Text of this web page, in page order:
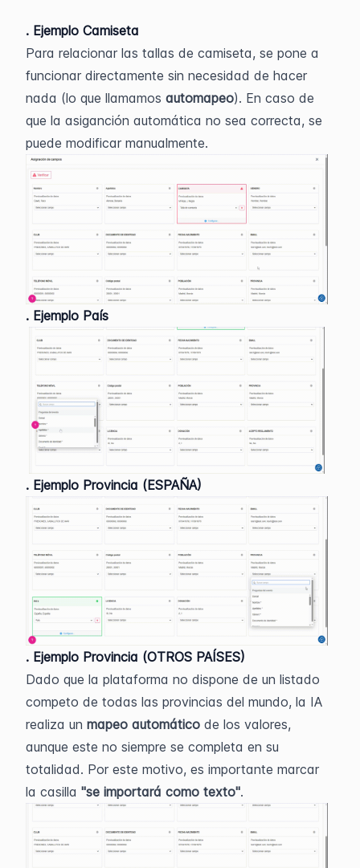
. Ejemplo Camiseta
Para relacionar las tallas de camiseta, se pone a
funcionar directamente sin necesidad de hacer
nada (lo que llamamos automapeo). En caso de
que la asiganción automática no sea correcta, se
puede modificar manualmente.
. Ejemplo País
. Ejemplo Provincia (ESPAÑA)
. Ejemplo Provincia (OTROS PAÍSES)
Dado que la plataforma no dispone de un listado
competo de todas las provincias del mundo, la IA
realiza un mapeo automático de los valores,
aunque este no siempre se completa en su
totalidad. Por este motivo, es importante marcar
la casilla "se importará como texto".